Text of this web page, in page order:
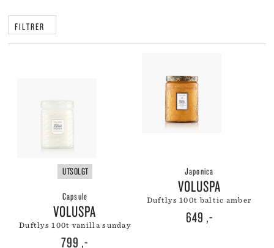
FILTRER
UTSOLGT
Capsule
VOLUSPA
duftlys 100t vanilla sunday
799 ,-
Japonica
VOLUSPA
duftlys 100t baltic amber
649 ,-